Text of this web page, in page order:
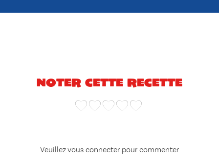
Noter cette recette
Veuillez vous connecter pour commenter